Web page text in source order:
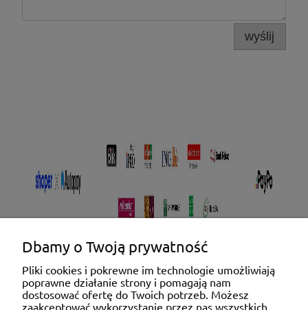
wyślij
Pomoc
Dbamy o Twoją prywatność
Pliki cookies i pokrewne im technologie umożliwiają
poprawne działanie strony i pomagają nam
dostosować ofertę do Twoich potrzeb. Możesz
zaakceptować wykorzystanie przez nas wszystkich